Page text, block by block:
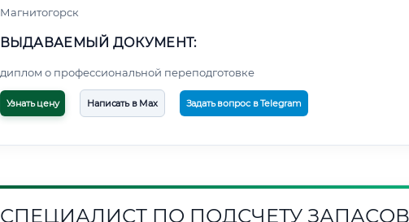
Магнитогорск
ВЫДАВАЕМЫЙ ДОКУМЕНТ:
диплом о профессиональной переподготовке
Узнать цену Написать в Max Задать вопрос в Telegram
СПЕЦИАЛИСТ ПО ПОДСЧЕТУ ЗАПАСОВ